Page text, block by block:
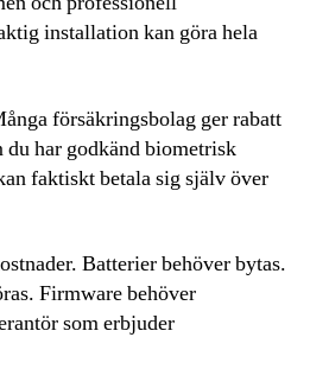
installation kan göra hela
försäkringsbolag ger rabatt
har godkänd biometrisk
faktiskt betala sig själv över
Batterier behöver bytas.
Firmware behöver
som erbjuder